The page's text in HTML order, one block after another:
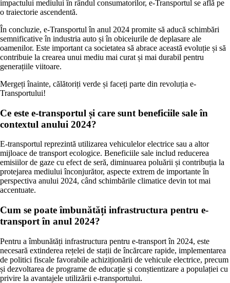
impactului mediului în rândul consumatorilor, e-Transportul se află pe
o traiectorie ascendentă.
În concluzie, e-Transportul în anul 2024 promite să aducă schimbări
semnificative în industria auto și în obiceiurile de deplasare ale
oamenilor. Este important ca societatea să abrace această evoluție și să
contribuie la crearea unui mediu mai curat și mai durabil pentru
generațiile viitoare.
Mergeți înainte, călătoriți verde și faceți parte din revoluția e-
Transportului!
Ce este e-transportul și care sunt beneficiile sale în
contextul anului 2024?
E-transportul reprezintă utilizarea vehiculelor electrice sau a altor
mijloace de transport ecologice. Beneficiile sale includ reducerea
emisiilor de gaze cu efect de seră, diminuarea poluării și contribuția la
protejarea mediului înconjurător, aspecte extrem de importante în
perspectiva anului 2024, când schimbările climatice devin tot mai
accentuate.
Cum se poate îmbunătăți infrastructura pentru e-
transport în anul 2024?
Pentru a îmbunătăți infrastructura pentru e-transport în 2024, este
necesară extinderea rețelei de stații de încărcare rapide, implementarea
de politici fiscale favorabile achiziționării de vehicule electrice, precum
și dezvoltarea de programe de educație și conștientizare a populației cu
privire la avantajele utilizării e-transportului.